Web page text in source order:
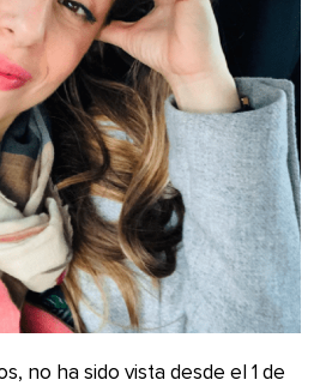
no ha sido vista desde el 1 de